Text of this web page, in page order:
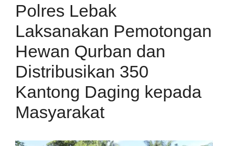
Polres Lebak
Laksanakan Pemotongan
Hewan Qurban dan
Distribusikan 350
Kantong Daging kepada
Masyarakat